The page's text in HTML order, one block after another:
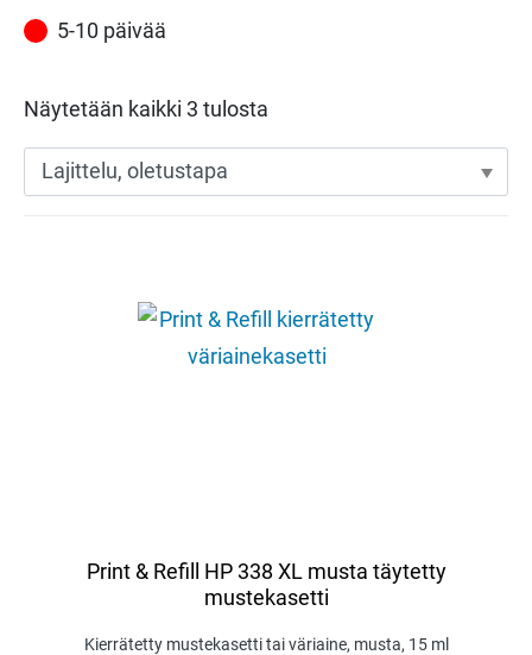
5-10 päivää
Näytetään kaikki 3 tulosta
Print & Refill HP 338 XL musta täytetty
mustekasetti
Kierrätetty mustekasetti tai väriaine, musta, 15 ml